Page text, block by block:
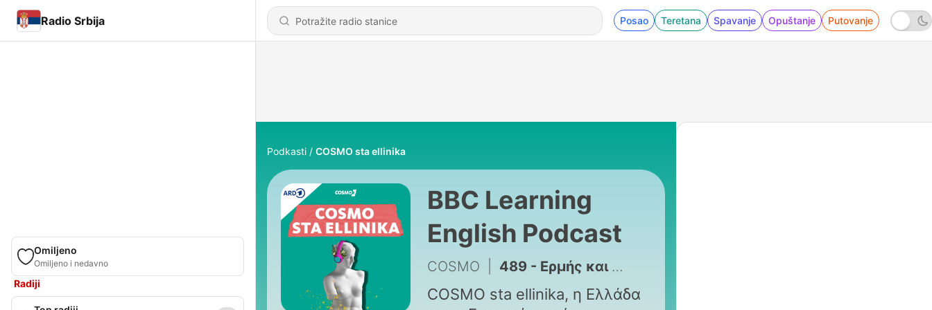
Radio Srbija Posao Teretana Spavanje Opuštanje Putovanje
Omiljeno
Omiljeno i nedavno
Radiji
Podkasti COSMO sta ellinika
BBC Learning
English Podcast
COSMO 489 - Ερμής και ο Κόσμος – Ε6 Μαθαίνοντας Γερμανικά
COSMO sta ellinika, η Ελλάδα